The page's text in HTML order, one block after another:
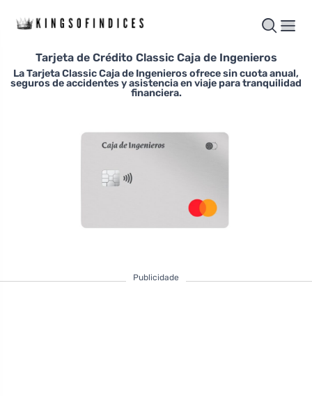
Tarjeta de Crédito Classic Caja de Ingenieros
La Tarjeta Classic Caja de Ingenieros ofrece sin cuota anual,
seguros de accidentes y asistencia en viaje para tranquilidad
financiera.
Publicidade